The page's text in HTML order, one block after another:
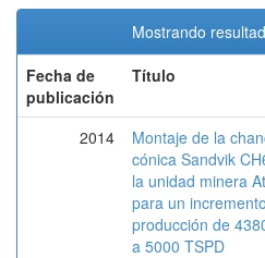
Mostrando
Fecha de
publicación
Título
2014
Montaje de la
cónica Sandvik
la unidad minera
para un
producción de
a 5000 TSPD